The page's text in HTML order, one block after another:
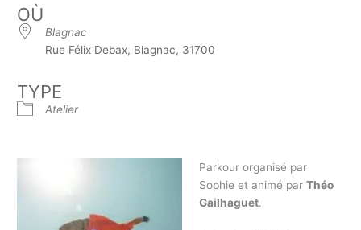
OÙ
Blagnac
Rue Félix Debax, Blagnac, 31700
TYPE
Atelier
Parkour organisé par
Sophie et animé par Théo
Gailhaguet.